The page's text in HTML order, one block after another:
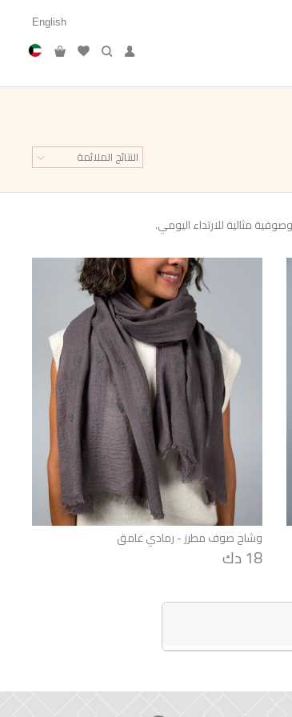
English
النتائج الملائمة
مثالية للارتداء اليومي.
وشاح صوف مطرز - رمادي غامق
18 دك
أضيفي الدفء